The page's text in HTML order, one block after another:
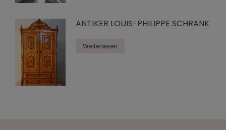
ANTIKER LOUIS-PHILIPPE SCHRANK
Weiterlesen